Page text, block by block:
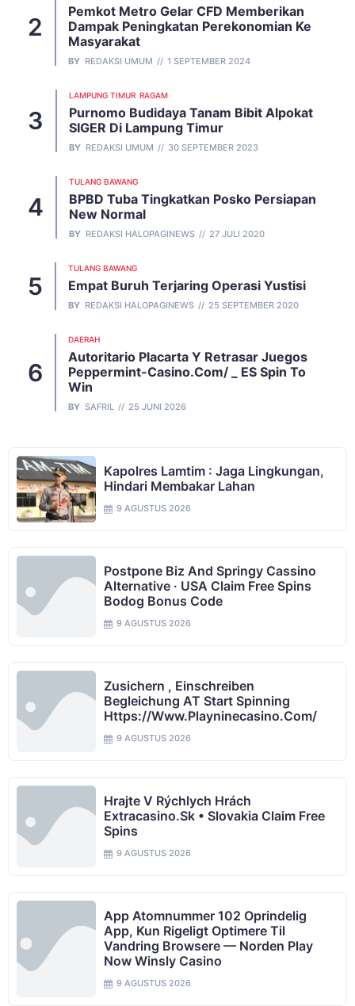
Pemkot Metro Gelar CFD Memberikan
Dampak Peningkatan Perekonomian Ke
Masyarakat
BY REDAKSI UMUM 1 SEPTEMBER 2024
LAMPUNG TIMUR RAGAM
Purnomo Budidaya Tanam Bibit Alpokat
SIGER Di Lampung Timur
BY REDAKSI UMUM 30 SEPTEMBER 2023
TULANG BAWANG
BPBD Tuba Tingkatkan Posko Persiapan
New Normal
BY REDAKSI HALOPAGINEWS 27 JULI 2020
TULANG BAWANG
Empat Buruh Terjaring Operasi Yustisi
BY REDAKSI HALOPAGINEWS 25 SEPTEMBER 2020
DAERAH
Autoritario Placarta Y Retrasar Juegos
Peppermint-Casino.com/ _ ES Spin To
Win
BY SAFRIL 25 JUNI 2026
Kapolres Lamtim : Jaga Lingkungan,
Hindari Membakar Lahan
9 AGUSTUS 2026
Postpone Biz And Springy Cassino
Alternative · USA Claim Free Spins
Bodog Bonus Code
9 AGUSTUS 2026
Zusichern , Einschreiben
Begleichung AT Start Spinning
Https://www.playninecasino.com/
9 AGUSTUS 2026
Hrajte V Rýchlych Hrách
Extracasino.sk • Slovakia Claim Free
Spins
9 AGUSTUS 2026
App Atomnummer 102 Oprindelig
App, Kun Rigeligt Optimere Til
Vandring Browsere — Norden Play
Now Winsly Casino
9 AGUSTUS 2026